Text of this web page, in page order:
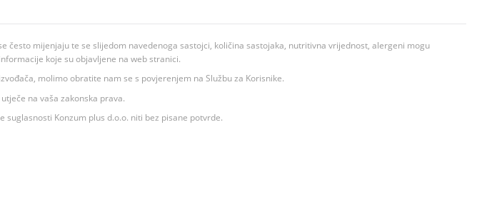
mijenjaju te se slijedom navedenoga sastojci, količina sastojaka, nutritivna vrijednost, alergeni mogu
koje su objavljene na web stranici.
molimo obratite nam se s povjerenjem na Službu za Korisnike.
na vaša zakonska prava.
Konzum plus d.o.o. niti bez pisane potvrde.